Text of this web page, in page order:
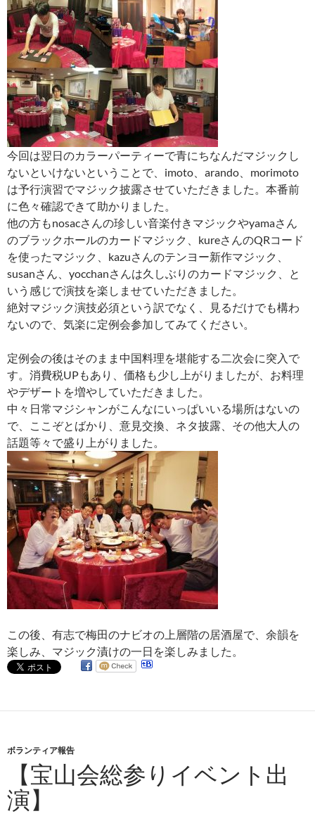
今回は翌日のカラーパーティーで青にちなんだマジックし
ないといけないということで、imoto、arando、morimoto
は予行演習でマジック披露させていただきました。本番前
に色々確認できて助かりました。
他の方もnosacさんの珍しい音楽付きマジックやyamaさん
のブラックホールのカードマジック、kureさんのQRコード
を使ったマジック、kazuさんのテンヨー新作マジック、
susanさん、yocchanさんは久しぶりのカードマジック、と
いう感じで演技を楽しませていただきました。
絶対マジック演技必須という訳でなく、見るだけでも構わ
ないので、気楽に定例会参加してみてください。
定例会の後はそのまま中国料理を堪能する二次会に突入で
す。消費税UPもあり、価格も少し上がりましたが、お料理
やデザートを増やしていただきました。
中々日常マジシャンがこんなにいっぱいいる場所はないの
で、ここぞとばかり、意見交換、ネタ披露、その他大人の
話題等々で盛り上がりました。
この後、有志で梅田のナビオの上層階の居酒屋で、余韻を
楽しみ、マジック漬けの一日を楽しみました。
ボランティア報告
【宝山会総参りイベント出
演】